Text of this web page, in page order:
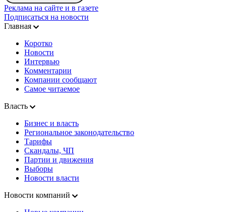
Реклама на сайте и в газете
Подписаться на новости
Главная
Коротко
Новости
Интервью
Комментарии
Компании сообщают
Самое читаемое
Власть
Бизнес и власть
Региональное законодательство
Тарифы
Скандалы, ЧП
Партии и движения
Выборы
Новости власти
Новости компаний